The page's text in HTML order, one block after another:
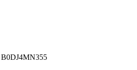
B0DJ4MN355